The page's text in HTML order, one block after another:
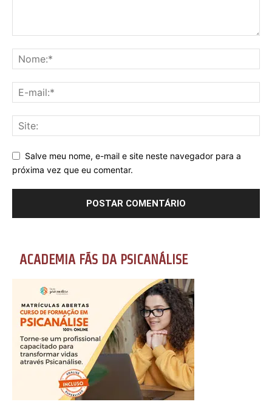
Salve meu nome, e-mail e site neste navegador para a
próxima vez que eu comentar.
ACADEMIA FÃS DA PSICANÁLISE